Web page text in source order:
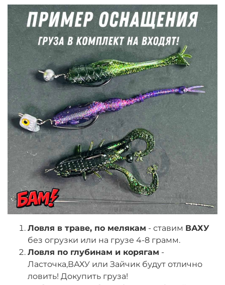
Ловля в траве, по мелякам - ставим ВАХУ
без огрузки или на грузе 4-8 грамм.
Ловля по глубинам и корягам -
Ласточка,ВАХУ или Зайчик будут отлично
ловить! Докупить груза!